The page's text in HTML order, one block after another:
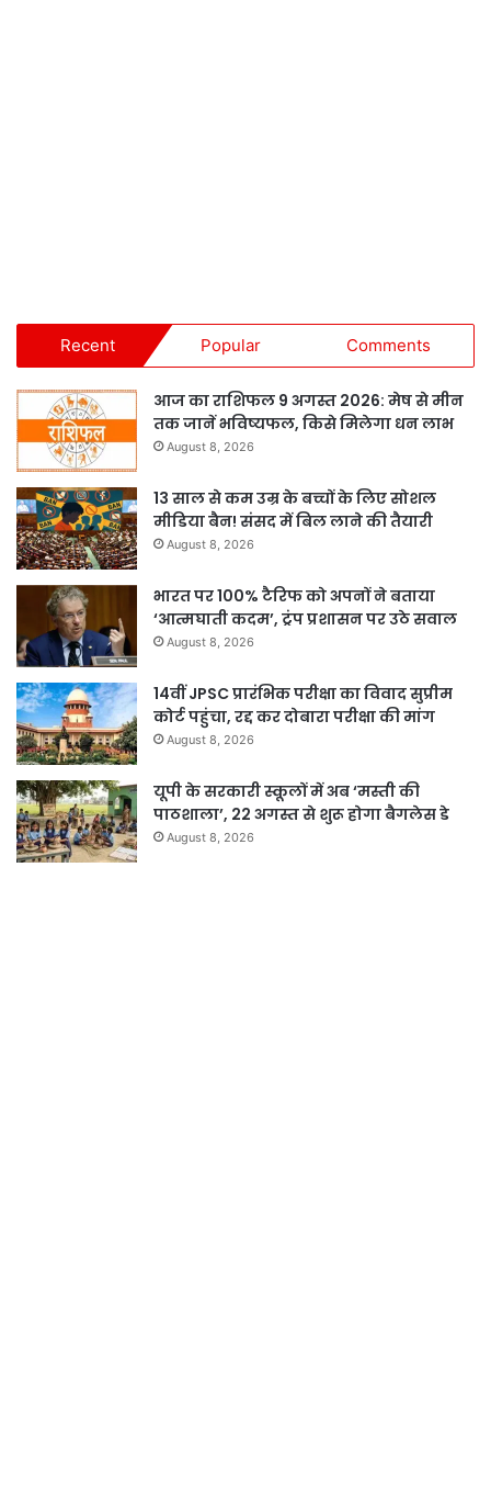
Recent Popular Comments
आज का राशिफल 9 अगस्त 2026: मेष से मीन
तक जानें भविष्यफल, किसे मिलेगा धन लाभ
August 8, 2026
13 साल से कम उम्र के बच्चों के लिए सोशल
मीडिया बैन! संसद में बिल लाने की तैयारी
August 8, 2026
भारत पर 100% टैरिफ को अपनों ने बताया
‘आत्मघाती कदम’, ट्रंप प्रशासन पर उठे सवाल
August 8, 2026
14वीं JPSC प्रारंभिक परीक्षा का विवाद सुप्रीम
कोर्ट पहुंचा, रद्द कर दोबारा परीक्षा की मांग
August 8, 2026
यूपी के सरकारी स्कूलों में अब ‘मस्ती की
पाठशाला’, 22 अगस्त से शुरू होगा बैगलेस डे
August 8, 2026